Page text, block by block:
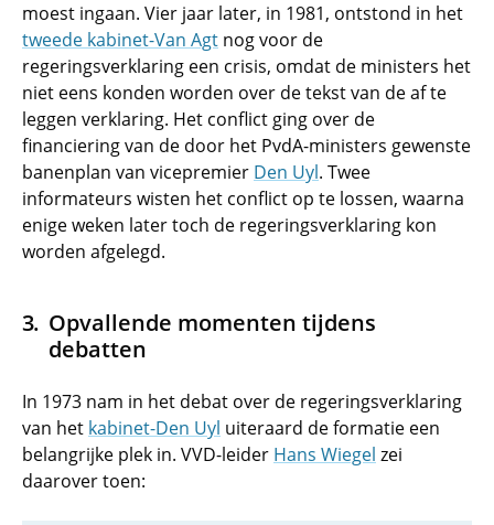
moest ingaan. Vier jaar later, in 1981, ontstond in het
tweede kabinet-Van Agt nog voor de
regeringsverklaring een crisis, omdat de ministers het
niet eens konden worden over de tekst van de af te
leggen verklaring. Het conflict ging over de
financiering van de door het PvdA-ministers gewenste
banenplan van vicepremier Den Uyl. Twee
informateurs wisten het conflict op te lossen, waarna
enige weken later toch de regeringsverklaring kon
worden afgelegd.
Opvallende momenten tijdens
debatten
In 1973 nam in het debat over de regeringsverklaring
van het kabinet-Den Uyl uiteraard de formatie een
belangrijke plek in. VVD-leider Hans Wiegel zei
daarover toen: